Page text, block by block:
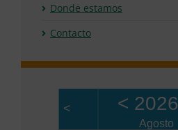
Donde estamos
Contacto
< < 2026
Agosto